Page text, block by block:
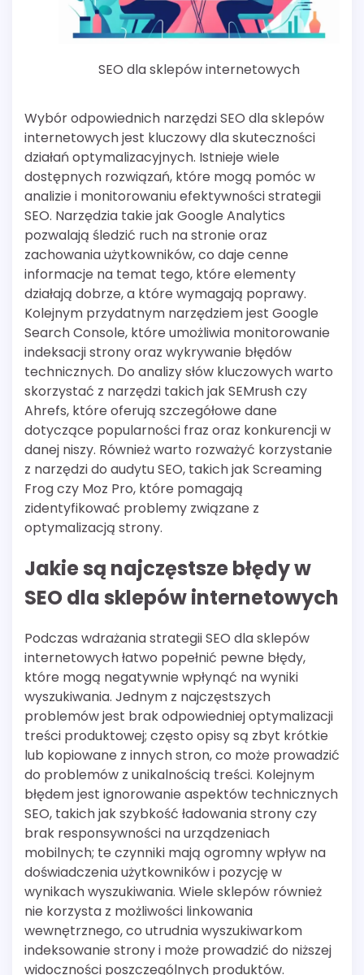
SEO dla sklepów internetowych
Wybór odpowiednich narzędzi SEO dla sklepów
internetowych jest kluczowy dla skuteczności
działań optymalizacyjnych. Istnieje wiele
dostępnych rozwiązań, które mogą pomóc w
analizie i monitorowaniu efektywności strategii
SEO. Narzędzia takie jak Google Analytics
pozwalają śledzić ruch na stronie oraz
zachowania użytkowników, co daje cenne
informacje na temat tego, które elementy
działają dobrze, a które wymagają poprawy.
Kolejnym przydatnym narzędziem jest Google
Search Console, które umożliwia monitorowanie
indeksacji strony oraz wykrywanie błędów
technicznych. Do analizy słów kluczowych warto
skorzystać z narzędzi takich jak SEMrush czy
Ahrefs, które oferują szczegółowe dane
dotyczące popularności fraz oraz konkurencji w
danej niszy. Również warto rozważyć korzystanie
z narzędzi do audytu SEO, takich jak Screaming
Frog czy Moz Pro, które pomagają
zidentyfikować problemy związane z
optymalizacją strony.
Jakie są najczęstsze błędy w
SEO dla sklepów internetowych
Podczas wdrażania strategii SEO dla sklepów
internetowych łatwo popełnić pewne błędy,
które mogą negatywnie wpłynąć na wyniki
wyszukiwania. Jednym z najczęstszych
problemów jest brak odpowiedniej optymalizacji
treści produktowej; często opisy są zbyt krótkie
lub kopiowane z innych stron, co może prowadzić
do problemów z unikalnością treści. Kolejnym
błędem jest ignorowanie aspektów technicznych
SEO, takich jak szybkość ładowania strony czy
brak responsywności na urządzeniach
mobilnych; te czynniki mają ogromny wpływ na
doświadczenia użytkowników i pozycję w
wynikach wyszukiwania. Wiele sklepów również
nie korzysta z możliwości linkowania
wewnętrznego, co utrudnia wyszukiwarkom
indeksowanie strony i może prowadzić do niższej
widoczności poszczególnych produktów.